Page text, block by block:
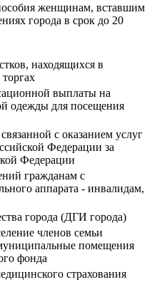
женщинам, вставшим
города в срок до 20
находящихся в
выплаты на
одежды для посещения
с оказанием услуг
Федерации за
Федерации
гражданам с
аппарата - инвалидам,
города (ДГИ города)
членов семьи
помещения
фонда
страхования